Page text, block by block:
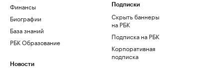
Финансы
Биографии
База знаний
РБК Образование
Новости
Подписки
Скрыть баннеры
на РБК
Подписка на РБК
Корпоративная
подписка